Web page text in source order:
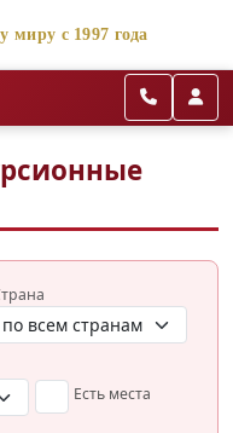
миру с 1997 года
Есть места